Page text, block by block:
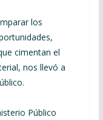
los
cimentan el
nos llevó a
Público